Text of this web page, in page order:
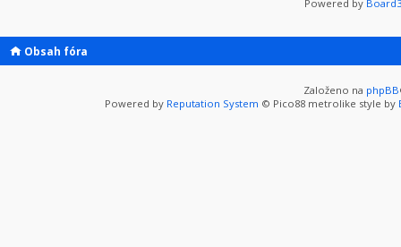
Powered by
Obsah fóra
Založeno na phpBB
Powered by Reputation System © Pico88 metrolike style by